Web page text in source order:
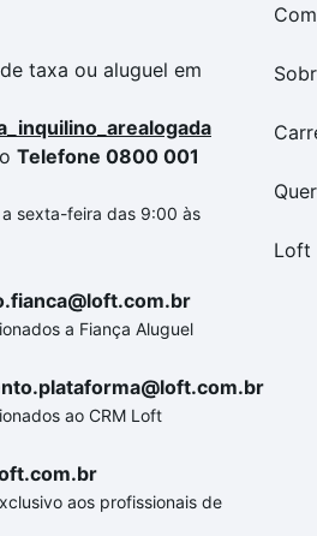
taxa ou aluguel em
Telefone 0800 001
sexta-feira das 9:00 às
a Fiança Aluguel
ao CRM Loft
aos profissionais de
Loft